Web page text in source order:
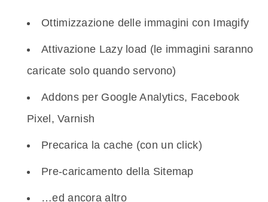
Ottimizzazione delle immagini con Imagify
Attivazione Lazy load (le immagini saranno
caricate solo quando servono)
Addons per Google Analytics, Facebook
Pixel, Varnish
Precarica la cache (con un click)
Pre-caricamento della Sitemap
…ed ancora altro